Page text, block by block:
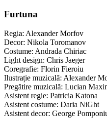
Furtuna
Regia: Alexander Morfov
Decor: Nikola Toromanov
Costume: Andrada Chiriac
Light design: Chris Jaeger
Coregrafie: Florin Fieroiu
Ilustrație muzicală: Alexander
Pregătire muzicală: Lucian
Asistent regie: Patricia Katona
Asistent costume: Daria NiGht
Asistent decor: George